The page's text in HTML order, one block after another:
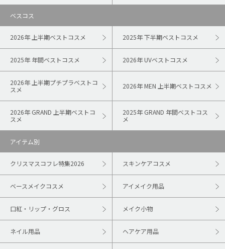
ベスコス
2026年 上半期ベストコスメ 2025年 下半期ベストコスメ
2025年 年間ベストコスメ 2026年 UVベストコスメ
2026年 上半期プチプラベストコ
スメ
2026年 MEN 上半期ベストコスメ
2026年 GRAND 上半期ベストコ
スメ
2025年 GRAND 年間ベストコス
メ
アイテム別
クリスマスコフレ特集2026 スキンケアコスメ
ベースメイクコスメ アイメイク用品
口紅・リップ・グロス メイク小物
ネイル用品 ヘアケア用品